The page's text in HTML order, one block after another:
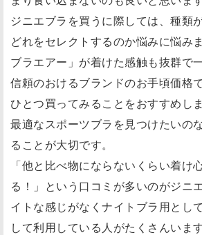
ジニエブラを買うに際しては、種類
どれをセレクトするのか悩みに悩み
ブラエアー」が着けた感触も抜群で
信頼のおけるブランドのお手頃価格
ひとつ買ってみることをおすすめし
最適なスポーツブラを見つけたいの
ることが大切です。
「他と比べ物にならないくらい着け
る！」という口コミが多いのがジニ
イトな感じがなくナイトブラ用とし
して利用している人がたくさんいます